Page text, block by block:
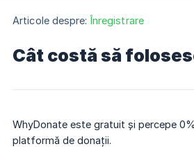
Articole despre: Înregistrare
Cât costă să
WhyDonate este gratuit și percepe
platformă de donații.